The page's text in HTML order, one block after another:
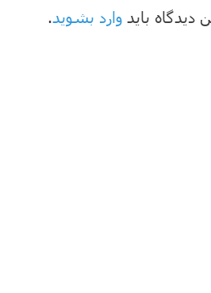
دیدگاه باید وارد بشوید .